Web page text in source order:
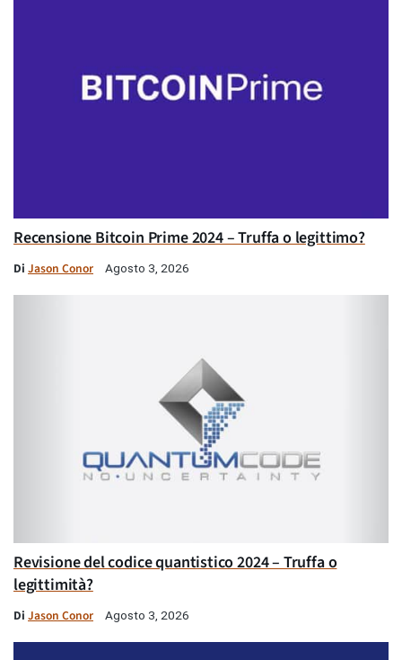
Recensione Bitcoin Prime 2024 – Truffa o legittimo?
Di Jason Conor Agosto 3, 2026
Revisione del codice quantistico 2024 – Truffa o
legittimità?
Di Jason Conor Agosto 3, 2026